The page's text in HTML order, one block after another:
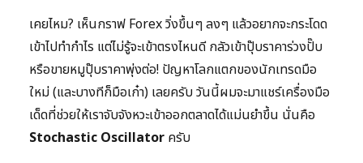
เคยไหม? เห็นกราฟ Forex วิ่งขึ้นๆ ลงๆ แล้วอยากจะกระโดด
เข้าไปทำกำไร แต่ไม่รู้จะเข้าตรงไหนดี กลัวเข้าปุ๊บราคาร่วงปั๊บ
หรือขายหมูปุ๊บราคาพุ่งต่อ! ปัญหาโลกแตกของนักเทรดมือ
ใหม่ (และบางทีก็มือเก๋า) เลยครับ วันนี้ผมจะมาแชร์เครื่องมือ
เด็ดที่ช่วยให้เราจับจังหวะเข้าออกตลาดได้แม่นยำขึ้น นั่นคือ
Stochastic Oscillator ครับ